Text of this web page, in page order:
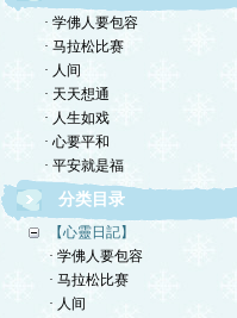
· 学佛人要包容
· 马拉松比赛
· 人间
· 天天想通
· 人生如戏
· 心要平和
· 平安就是福
分类目录
【心靈日記】
· 学佛人要包容
· 马拉松比赛
· 人间